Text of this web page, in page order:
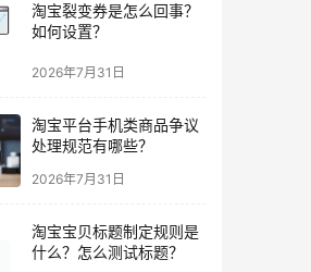
淘宝裂变券是怎么回事？
如何设置？
2026年7月31日
淘宝平台手机类商品争议
处理规范有哪些？
2026年7月31日
淘宝宝贝标题制定规则是
什么？怎么测试标题？